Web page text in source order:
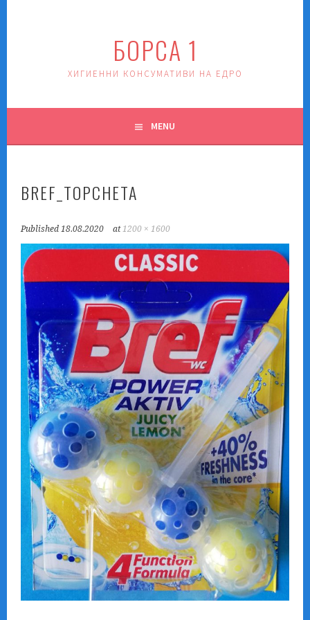
БОРСА 1
ХИГИЕННИ КОНСУМАТИВИ НА ЕДРО
MENU
BREF_TOPCHETA
Published18.08.2020 at1200 × 1600